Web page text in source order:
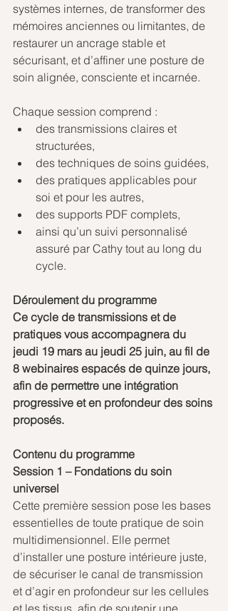
systèmes internes, de transformer des
mémoires anciennes ou limitantes, de
restaurer un ancrage stable et
sécurisant, et d’affiner une posture de
soin alignée, consciente et incarnée.
Chaque session comprend :
des transmissions claires et
structurées,
des techniques de soins guidées,
des pratiques applicables pour
soi et pour les autres,
des supports PDF complets,
ainsi qu’un suivi personnalisé
assuré par Cathy tout au long du
cycle.
Déroulement du programme
Ce cycle de transmissions et de
pratiques vous accompagnera du
jeudi 19 mars au jeudi 25 juin, au fil de
8 webinaires espacés de quinze jours,
afin de permettre une intégration
progressive et en profondeur des soins
proposés.
Contenu du programme
Session 1 – Fondations du soin
universel
Cette première session pose les bases
essentielles de toute pratique de soin
multidimensionnel. Elle permet
d’installer une posture intérieure juste,
de sécuriser le canal de transmission
et d’agir en profondeur sur les cellules